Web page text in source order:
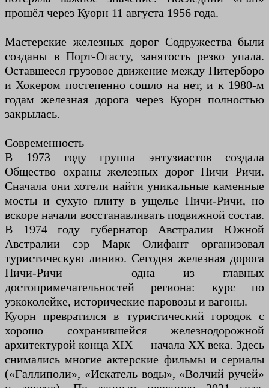
прошёл через Куорн 11 августа 1956 года.
Мастерские железных дорог Содружества были
созданы в Порт-Огасту, занятость резко упала.
Оставшееся грузовое движение между Питерборо
и Хокером постепенно сошло на нет, и к 1980-м
годам железная дорога через Куорн полностью
закрылась.
Современность
В 1973 году группа энтузиастов создала
Общество охраны железных дорог Пичи Ричи.
Сначала они хотели найти уникальные каменные
мосты и сухую плиту в ущелье Пичи-Ричи, но
вскоре начали восстанавливать подвижной состав.
В 1974 году губернатор Австралии Южной
Австралии сэр Марк Олифант организовал
туристическую линию. Сегодня железная дорога
Пичи-Ричи — одна из главных
достопримечательностей региона: курс по
узкоколейке, исторические паровозы и вагоны.
Куорн превратился в туристический городок с
хорошо сохранившейся железнодорожной
архитектурой конца XIX — начала XX века. Здесь
снимались многие актерские фильмы и сериалы
(«Галлиполи», «Искатель воды», «Волчий ручей»